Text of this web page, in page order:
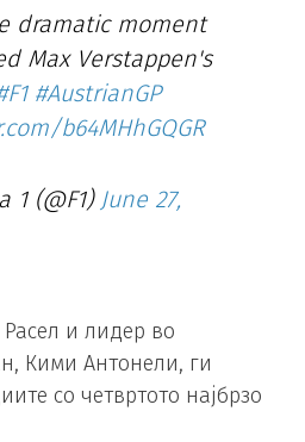
dramatic moment
Max Verstappen's
#AustrianGP
b64MHhGQGR
1 (@F1) June 27,
и лидер во
Кими Антонели, ги
со четвртото најбрзо